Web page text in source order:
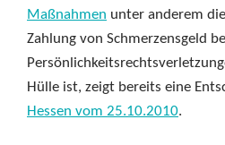
Maßnahmen unter anderem
Zahlung von Schmerzensgeld
Hülle ist, zeigt bereits eine
Hessen vom 25.10.2010.